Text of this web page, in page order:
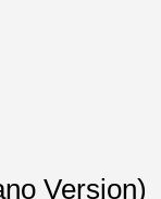
Version)